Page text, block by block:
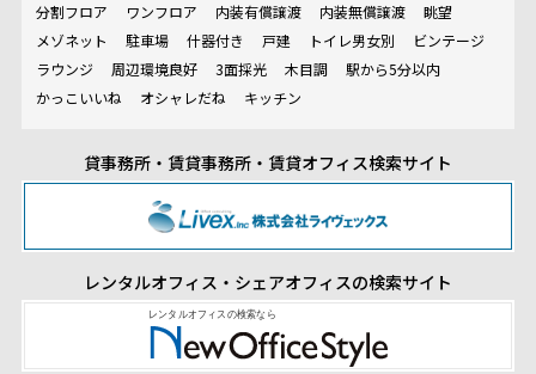
分割フロア
ワンフロア 内装有償譲渡 内装無償譲渡
眺望
メゾネット
駐車場 什器付き 戸建 トイレ男女別
ビンテージ
ラウンジ
周辺環境良好 3面採光 木目調
駅から5分以内
かっこいいね
オシャレだね キッチン
貸事務所・賃貸事務所・賃貸オフィス検索サイト
レンタルオフィス・シェアオフィスの検索サイト